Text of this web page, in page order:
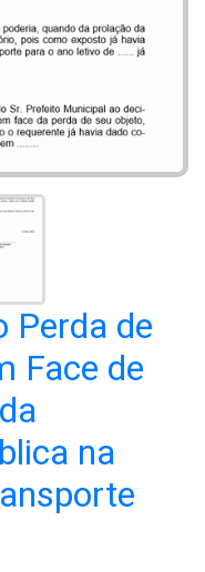
Perda de
Face de
na